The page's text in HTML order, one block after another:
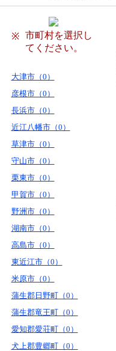
※
市町村を選択し
てください。
大津市（0）
彦根市（0）
長浜市（0）
近江八幡市（0）
草津市（0）
守山市（0）
栗東市（0）
甲賀市（0）
野洲市（0）
湖南市（0）
高島市（0）
東近江市（0）
米原市（0）
蒲生郡日野町（0）
蒲生郡竜王町（0）
愛知郡愛荘町（0）
犬上郡豊郷町（0）